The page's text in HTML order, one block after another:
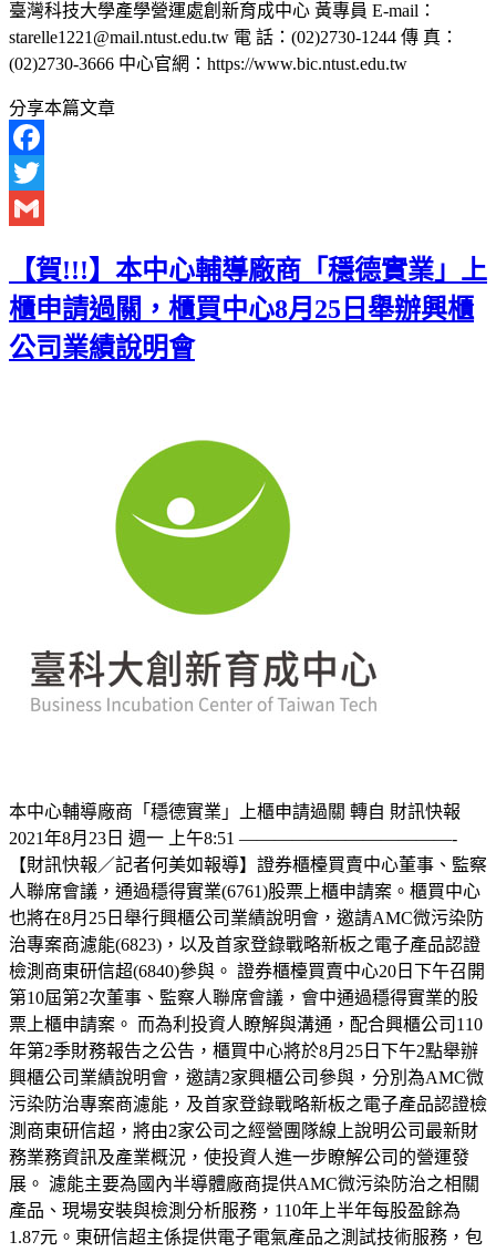
臺灣科技大學產學營運處創新育成中心 黃專員 E-mail：
starelle1221@mail.ntust.edu.tw 電 話：(02)2730-1244 傳 真：
(02)2730-3666 中心官網：https://www.bic.ntust.edu.tw
分享本篇文章
Facebook
Twitter
【賀!!!】本中心輔導廠商「穩德實業」上
櫃申請過關，櫃買中心8月25日舉辦興櫃
公司業績說明會
本中心輔導廠商「穩德實業」上櫃申請過關 轉自 財訊快報
2021年8月23日 週一 上午8:51 ————————————-
【財訊快報／記者何美如報導】證券櫃檯買賣中心董事、監察
人聯席會議，通過穩得實業(6761)股票上櫃申請案。櫃買中心
也將在8月25日舉行興櫃公司業績說明會，邀請AMC微污染防
治專案商濾能(6823)，以及首家登錄戰略新板之電子產品認證
檢測商東研信超(6840)參與。 證券櫃檯買賣中心20日下午召開
第10屆第2次董事、監察人聯席會議，會中通過穩得實業的股
票上櫃申請案。 而為利投資人瞭解與溝通，配合興櫃公司110
年第2季財務報告之公告，櫃買中心將於8月25日下午2點舉辦
興櫃公司業績說明會，邀請2家興櫃公司參與，分別為AMC微
污染防治專案商濾能，及首家登錄戰略新板之電子產品認證檢
測商東研信超，將由2家公司之經營團隊線上說明公司最新財
務業務資訊及產業概況，使投資人進一步瞭解公司的營運發
展。 濾能主要為國內半導體廠商提供AMC微污染防治之相關
產品、現場安裝與檢測分析服務，110年上半年每股盈餘為
1.87元。東研信超主係提供電子電氣產品之測試技術服務，包